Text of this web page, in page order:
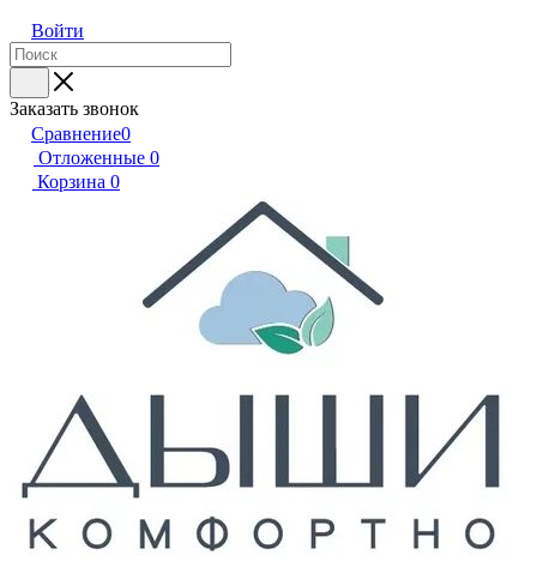
Войти
Заказать звонок
Сравнение0
Отложенные 0
Корзина 0